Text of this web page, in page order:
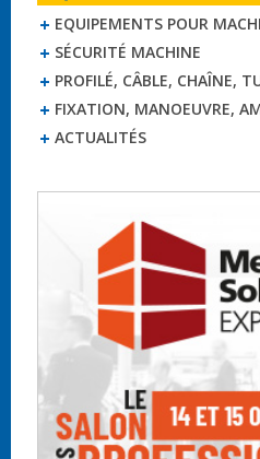
EQUIPEMENTS POUR
SÉCURITÉ MACHINE
PROFILÉ, CÂBLE, CHAÎNE,
FIXATION, MANOEUVRE,
ACTUALITÉS